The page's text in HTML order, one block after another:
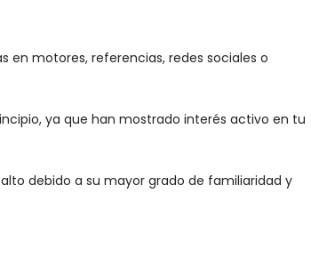
en motores, referencias, redes sociales o
ya que han mostrado interés activo en tu
debido a su mayor grado de familiaridad y